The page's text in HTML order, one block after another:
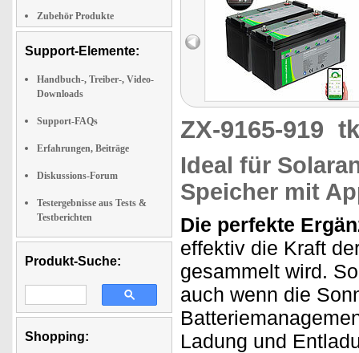
Zubehör Produkte
Support-Elemente:
Handbuch-, Treiber-, Video-
Downloads
Support-FAQs
Erfahrungen, Beiträge
Diskussions-Forum
Testergebnisse aus Tests &
Testberichten
Produkt-Suche:
Shopping:
ZX-9165-919
Ideal für
Speicher mit
Die perfekte
effektiv die Kraft
gesammelt wird.
auch wenn die
Ladung und